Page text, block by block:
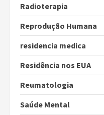
Radioterapia
Reprodução Humana
residencia medica
Residência nos EUA
Reumatologia
Saúde Mental